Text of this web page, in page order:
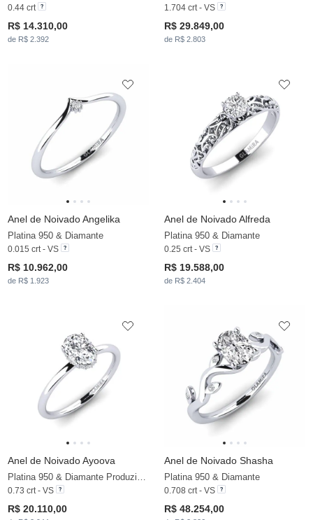
0.44 crt
R$ 14.310,00
de R$ 2.392
1.704 crt - VS
R$ 29.849,00
de R$ 2.803
Anel de Noivado Angelika
Platina 950 & Diamante
0.015 crt - VS
R$ 10.962,00
de R$ 1.923
Anel de Noivado Alfreda
Platina 950 & Diamante
0.25 crt - VS
R$ 19.588,00
de R$ 2.404
Anel de Noivado Ayoova
0.73 crt - VS
R$ 20.110,00
Anel de Noivado Shasha
Platina 950 & Diamante
0.708 crt - VS
R$ 48.254,00